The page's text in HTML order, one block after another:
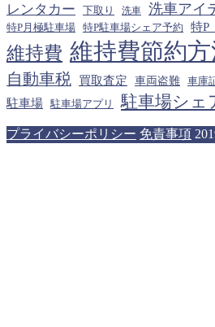
レンタカー
下取り 洗車 洗車アイ
特P月極駐車場
特P駐車場シェア予約 特P
維持費 維持費節約
自動車税 買取査定 車両盗難 車庫
駐車場 駐車場アプリ 駐車場シェ
プライバシーポリシー 免責事項